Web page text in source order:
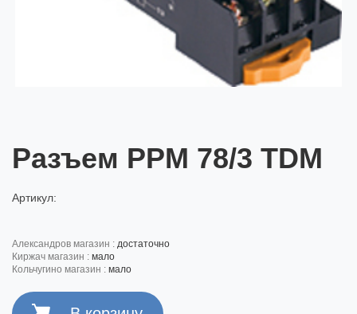
Разъем РРМ 78/3 TDM
Артикул:
александров магазин : достаточно
киржач магазин : мало
кольчугино магазин : мало